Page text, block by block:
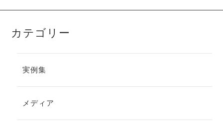
カテゴリー
実例集
メディア